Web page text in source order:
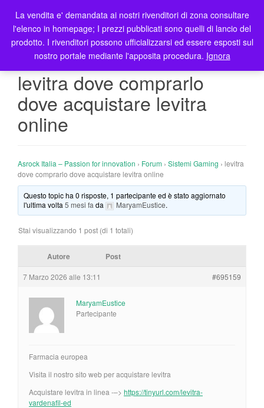
T
o
g
l
a
n
levitra dove comprarlo
dove acquistare levitra
online
Asrock Italia – Passion for innovation › Forum › Sistemi Gaming › levitra
dove comprarlo dove acquistare levitra online
Questo topic ha 0 risposte, 1 partecipante ed è stato aggiornato
l'ultima volta5 mesi fa da MaryamEustice.
Stai visualizzando 1 post (di 1 totali)
Autore Post
7 Marzo 2026 alle 13:11 #695159
MaryamEustice
Partecipante
Farmacia europea
Visita il nostro sito web per acquistare levitra
Acquistare levitra in linea -–> https://tinyurl.com/levitra-
vardenafil-ed
La vendita e' demandata ai nostri rivenditori di zona consultare
l'elenco in homepage; I prezzi pubblicati sono quelli di lancio del
prodotto. I rivenditori possono ufficializzarsi ed essere esposti sul
nostro portale mediante l'apposita procedura. Ignora